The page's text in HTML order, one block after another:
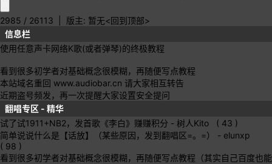
2985 / 26113 | 版主: 暂无<回到顶部>
信息栏
使用任意声卡网络K歌(或者弹琴)的终极教程
看到很多初学者对基础概念很模糊，再随便写点教程
本站域名重回 www.audiobar.cn 请大家相互转告
近期盗号频发，再一次提醒大家设置安全提问
翻唱专区 - 精华
试了试1911+NB2，发首歌《李白》赚赚积分 - 树人Kito ( 43 )
简单说说什么是【话放】（某些原因，发到翻唱区=。=）
- elunxp
( 98 )
看到很多初学者对基础概念很模糊，再随便写点教程（其实自己百度也能